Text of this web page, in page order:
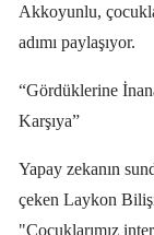
Akkoyunlu,
adımı paylaşıyor.
“Gördüklerine
Karşıya”
Yapay zekanın
çeken Laykon
"Çocuklarımız